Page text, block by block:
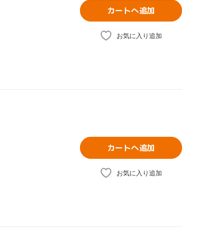
カートへ追加
お気に入り追加
カートへ追加
お気に入り追加